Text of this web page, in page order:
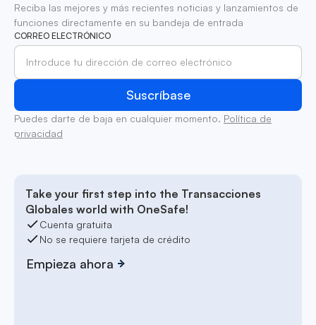
Reciba las mejores y más recientes noticias y lanzamientos de
funciones directamente en su bandeja de entrada
CORREO ELECTRÓNICO
Puedes darte de baja en cualquier momento. Política de
privacidad
Take your first step into the Transacciones
Globales world with OneSafe!
Cuenta gratuita
No se requiere tarjeta de crédito
Empieza ahora